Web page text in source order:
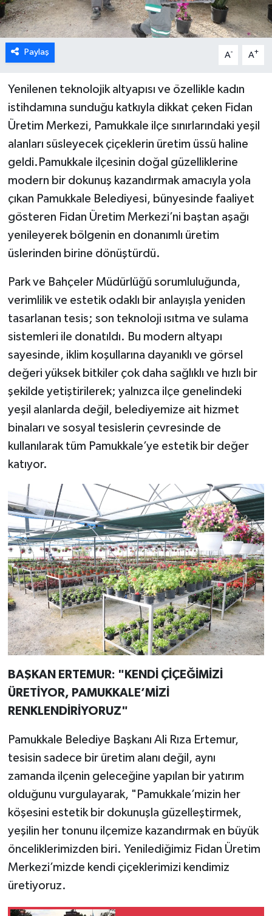
Paylaş A- A+
Yenilenen teknolojik altyapısı ve özellikle kadın
istihdamına sunduğu katkıyla dikkat çeken Fidan
Üretim Merkezi, Pamukkale ilçe sınırlarındaki yeşil
alanları süsleyecek çiçeklerin üretim üssü haline
geldi.Pamukkale ilçesinin doğal güzelliklerine
modern bir dokunuş kazandırmak amacıyla yola
çıkan Pamukkale Belediyesi, bünyesinde faaliyet
gösteren Fidan Üretim Merkezi’ni baştan aşağı
yenileyerek bölgenin en donanımlı üretim
üslerinden birine dönüştürdü.
Park ve Bahçeler Müdürlüğü sorumluluğunda,
verimlilik ve estetik odaklı bir anlayışla yeniden
tasarlanan tesis; son teknoloji ısıtma ve sulama
sistemleri ile donatıldı. Bu modern altyapı
sayesinde, iklim koşullarına dayanıklı ve görsel
değeri yüksek bitkiler çok daha sağlıklı ve hızlı bir
şekilde yetiştirilerek; yalnızca ilçe genelindeki
yeşil alanlarda değil, belediyemize ait hizmet
binaları ve sosyal tesislerin çevresinde de
kullanılarak tüm Pamukkale’ye estetik bir değer
katıyor.
BAŞKAN ERTEMUR: "KENDİ ÇİÇEĞİMİZİ
ÜRETİYOR, PAMUKKALE’MİZİ
RENKLENDİRİYORUZ"
Pamukkale Belediye Başkanı Ali Rıza Ertemur,
tesisin sadece bir üretim alanı değil, aynı
zamanda ilçenin geleceğine yapılan bir yatırım
olduğunu vurgulayarak, "Pamukkale’mizin her
köşesini estetik bir dokunuşla güzelleştirmek,
yeşilin her tonunu ilçemize kazandırmak en büyük
önceliklerimizden biri. Yenilediğimiz Fidan Üretim
Merkezi’mizde kendi çiçeklerimizi kendimiz
üretiyoruz.